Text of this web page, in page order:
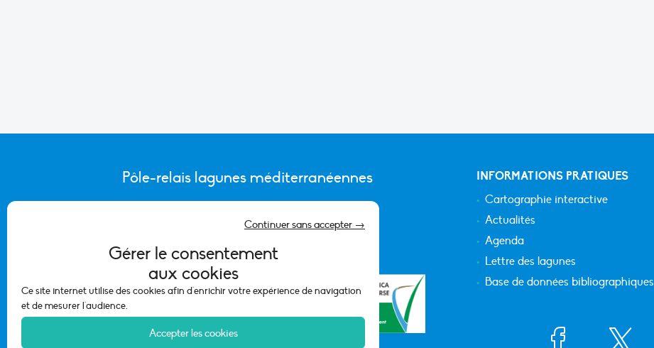
Gérer le consentement
aux cookies
Ce site internet utilise des cookies afin d'enrichir votre expérience de navigation
et de mesurer l'audience.
Accepter les cookies
Continuer sans accepter →
Pôle-relais lagunes méditerranéennes
CONTACTER L’ÉQUIPE DU PÔLE
INFORMATIONS PRATIQUES
Cartographie interactive
Actualités
Agenda
Lettre des lagunes
Base de données bibliographiques